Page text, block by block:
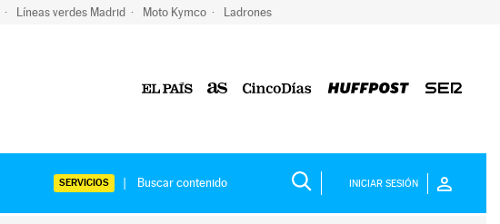
Líneas verdes Madrid Moto Kymco Ladrones
SERVICIOS INICIAR SESIÓN